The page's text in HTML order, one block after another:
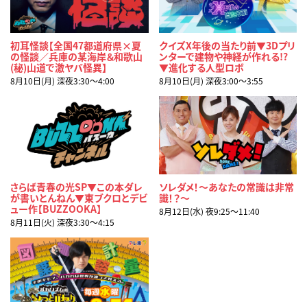
初耳怪談【全国47都道府県×夏
の怪談／兵庫の某海岸＆和歌山
(秘)山道で激ヤバ怪異】
8月10日(月) 深夜3:30〜4:00
クイズX年後の当たり前▼3Dプリ
ンターで建物や神経が作れる!?
▼進化する人型ロボ
8月10日(月) 深夜3:00〜3:55
さらば青春の光SP▼この本ダレ
が書いとんねん▼東ブクロとデビ
ュー作【BUZZOOKA】
8月11日(火) 深夜3:30〜4:15
ソレダメ！～あなたの常識は非常
識！？～
8月12日(水) 夜9:25〜11:40